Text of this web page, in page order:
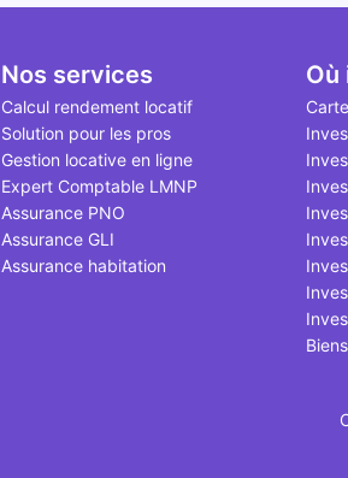
et de la construction, et
d'assouplissement se
bien que beaucoup
décrivent un dispositif
qui, à ce jour, n'existe
le point à jour d'août
Nos services
Calcul rendement locatif
Solution pour les pros
Gestion locative en ligne
Expert Comptable LMNP
Assurance PNO
Assurance GLI
Assurance habitation
Où